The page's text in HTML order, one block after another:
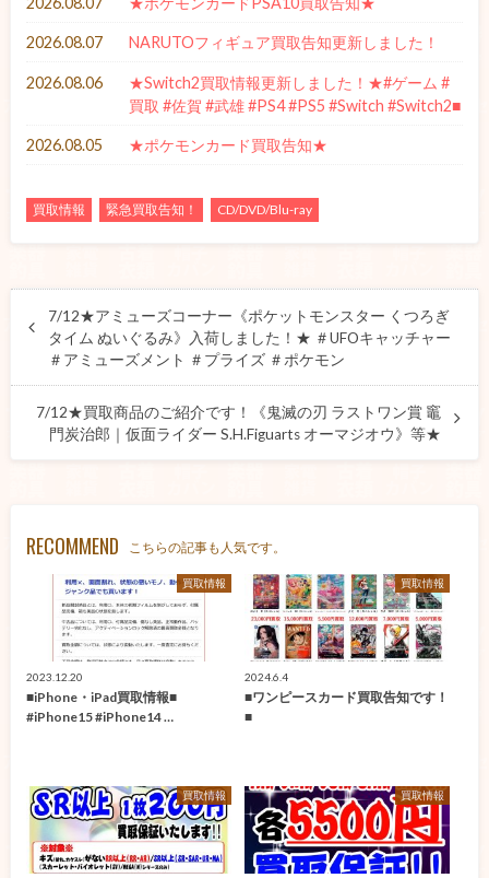
2026.08.07 NARUTOフィギュア買取告知更新しました！
2026.08.06
★Switch2買取情報更新しました！★#ゲーム #
買取 #佐賀 #武雄 #PS4 #PS5 #Switch #Switch2■
2026.08.05 ★ポケモンカード買取告知★
買取情報 緊急買取告知！ CD/DVD/Blu-ray
7/12★アミューズコーナー《ポケットモンスター くつろぎ
タイム ぬいぐるみ》入荷しました！★ ＃UFOキャッチャー
＃アミューズメント ＃プライズ ＃ポケモン
7/12★買取商品のご紹介です！《鬼滅の刃 ラストワン賞 竈
門炭治郎｜仮面ライダー S.H.Figuarts オーマジオウ》等★
RECOMMEND こちらの記事も人気です。
買取情報
2023.12.20
■iPhone・iPad買取情報■
#iPhone15 #iPhone14 …
買取情報
2024.6.4
■ワンピースカード買取告知です！
■
買取情報 買取情報